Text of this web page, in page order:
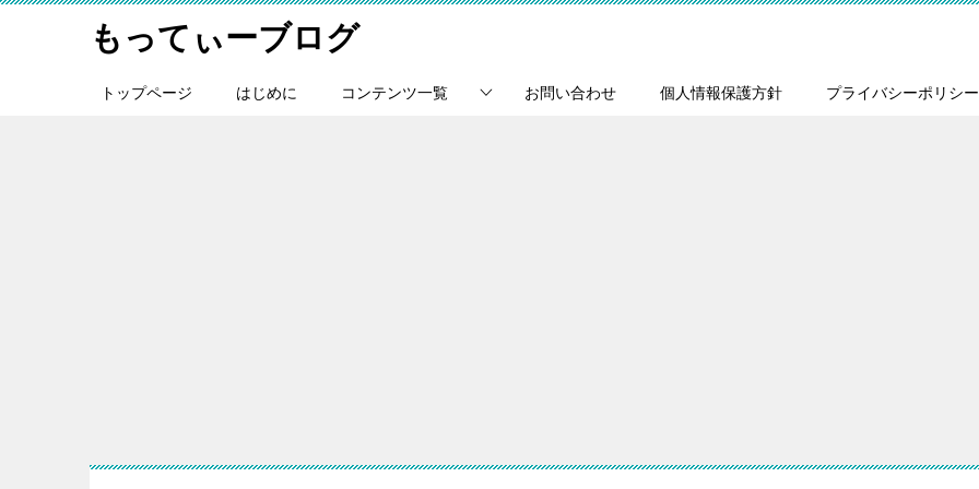
もってぃーブログ
トップページ はじめに コンテンツ一覧 お問い合わせ 個人情報保護方針 プライバシーポリシー